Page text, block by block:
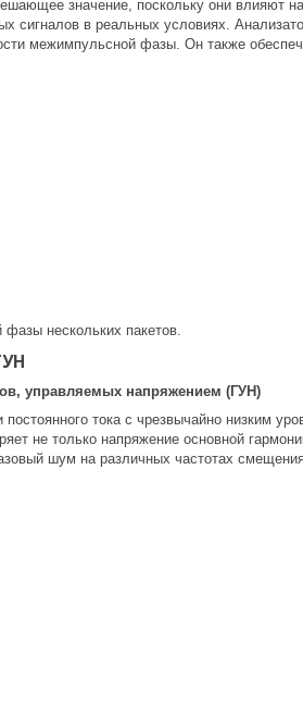
значение, поскольку они влияют
сигналов в реальных условиях.
межимпульсной фазы. Он также
нескольких пакетов.
управляемых напряжением (ГУН)
тока с чрезвычайно низким
не только напряжение основной
шум на различных частотах